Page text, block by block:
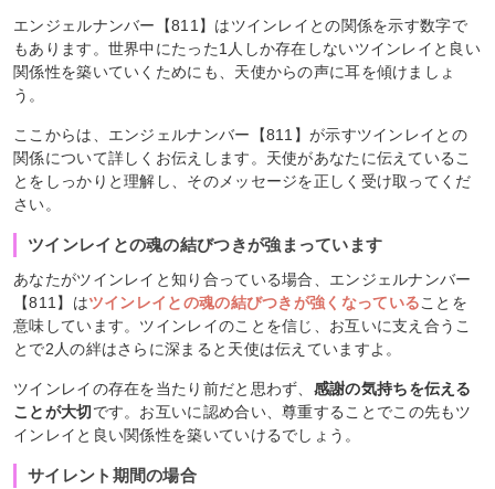
エンジェルナンバー【811】はツインレイとの関係を示す数字で
もあります。世界中にたった1人しか存在しないツインレイと良い
関係性を築いていくためにも、天使からの声に耳を傾けましょ
う。
ここからは、エンジェルナンバー【811】が示すツインレイとの
関係について詳しくお伝えします。天使があなたに伝えているこ
とをしっかりと理解し、そのメッセージを正しく受け取ってくだ
さい。
ツインレイとの魂の結びつきが強まっています
あなたがツインレイと知り合っている場合、エンジェルナンバー
【811】はツインレイとの魂の結びつきが強くなっていることを
意味しています。ツインレイのことを信じ、お互いに支え合うこ
とで2人の絆はさらに深まると天使は伝えていますよ。
ツインレイの存在を当たり前だと思わず、 感謝の気持ちを伝える
ことが大切です。お互いに認め合い、尊重することでこの先もツ
インレイと良い関係性を築いていけるでしょう。
サイレント期間の場合